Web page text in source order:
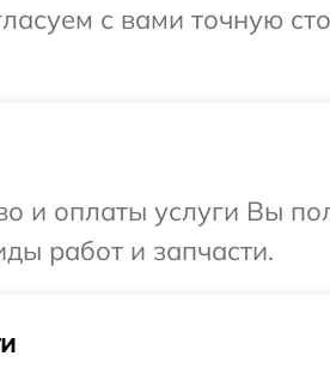
с вами точную
и оплаты услуги Вы
работ и запчасти.